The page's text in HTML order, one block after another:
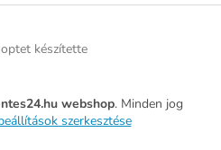
készítette
webshop. Minden jog
szerkesztése